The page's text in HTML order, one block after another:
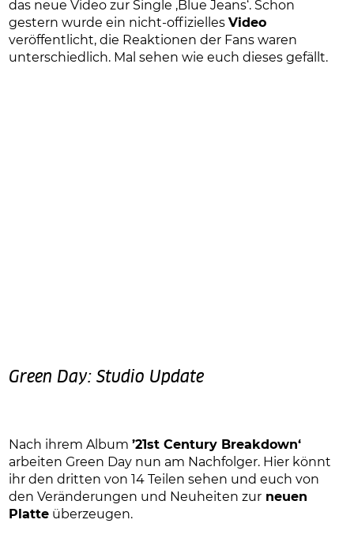
das neue Video zur Single ‚Blue Jeans‘. Schon
gestern wurde ein nicht-offiziellesVideo
veröffentlicht, die Reaktionen der Fans waren
unterschiedlich. Mal sehen wie euch dieses gefällt.
Green Day: Studio Update
Nach ihrem Album’21st Century Breakdown‘
arbeiten Green Day nun am Nachfolger. Hier könnt
ihr den dritten von 14 Teilen sehen und euch von
den Veränderungen und Neuheiten zur neuen
Platte überzeugen.